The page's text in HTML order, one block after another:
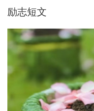
励志短文